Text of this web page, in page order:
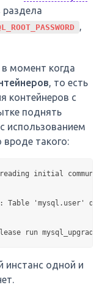
раздела
,
момент когда
, то есть
контейнеров с
поднять
использованием
такого:
initial
Table 'mysql.user'
инстанс одной и